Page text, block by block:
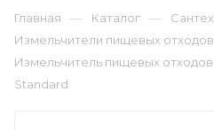
Главная — Каталог —
Измельчители пищевых отходов
Измельчитель пищевых отходов
Standard